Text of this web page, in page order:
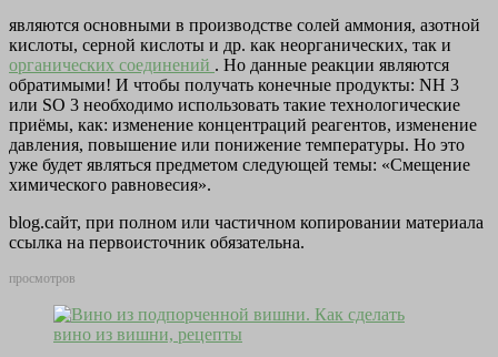
являются основными в производстве солей аммония, азотной
кислоты, серной кислоты и др. как неорганических, так и
органических соединений . Но данные реакции являются
обратимыми! И чтобы получать конечные продукты: NH 3
или SO 3 необходимо использовать такие технологические
приёмы, как: изменение концентраций реагентов, изменение
давления, повышение или понижение температуры. Но это
уже будет являться предметом следующей темы: «Смещение
химического равновесия».
blog.сайт, при полном или частичном копировании материала
ссылка на первоисточник обязательна.
просмотров